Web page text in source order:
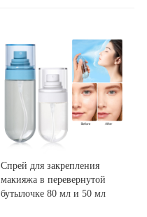
Спрей для закрепления
макияжа в перевернутой
бутылочке 80 мл и 50 мл